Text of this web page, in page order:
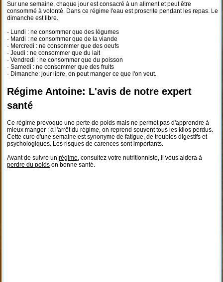
Sur une semaine, chaque jour est consacré à un aliment et peut être
consommé à volonté. Dans ce régime l'eau est proscrite pendant les repas. Le
dimanche est libre.
- Lundi : ne consommer que des légumes
- Mardi : ne consommer que de la viande
- Mercredi : ne consommer que des oeufs
- Jeudi : ne consommer que du lait
- Vendredi : ne consommer que du poisson
- Samedi : ne consommer que des fruits
- Dimanche: jour libre, on peut manger ce que l'on veut.
Régime Antoine: L'avis de notre expert
santé
Ce régime provoque une perte de poids mais ne permet pas d'apprendre à
mieux manger : à l'arrêt du régime, on reprend souvent tous les kilos perdus.
Cette cure d'une semaine est synonyme de fatigue, de troubles digestifs et
psychologiques. Les risques de carences sont importants.
Avant de suivre un régime, consultez votre nutritionniste, il vous aidera à
perdre du poidsen bonne santé.